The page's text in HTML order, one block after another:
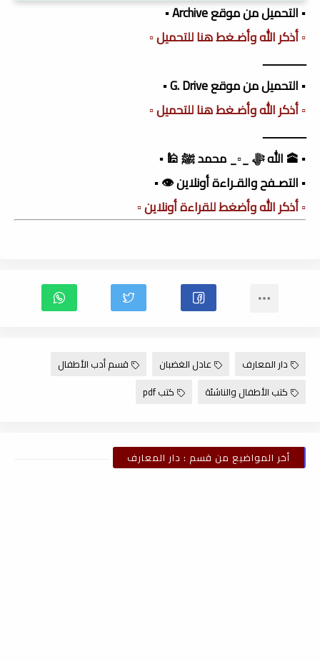
▪️ التحميل من موقع Archive ▪️
▫️ أذكر الله وأضـغط هنا للتحميل ▫️
ـــــــــــــــ
▪️ التحميل من موقع G. Drive ▪️
▫️ أذكر الله وأضـغط هنا للتحميل ▫️
ـــــــــــــــ
▪️ 🕋 الله ﷻ _▫️_ محمد ﷺ 🕌 ▪️
▪️ التصـفح والقـراءة أونلاين 👁️ ▪️
▫️ أذكر الله وأضغط للقراءة أونلاين ▫️
دار المعارف عادل الغضبان
قسم أدب الأطفال
كتب الأطفال والناشئة
كتب pdf
أخر المواضيع من قسم : دار المعارف